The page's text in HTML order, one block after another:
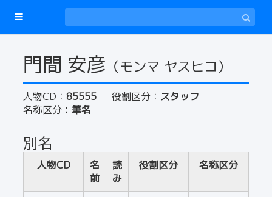
門間 安彦 （モンマ ヤスヒコ）
人物CD： 85555 役割区分： スタッフ
名称区分： 筆名
別名
人物CD
名
前
読
み
役割区分 名称区分